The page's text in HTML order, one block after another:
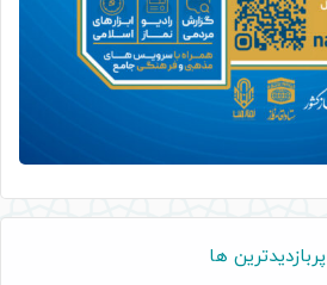
پربازدیدترین ها